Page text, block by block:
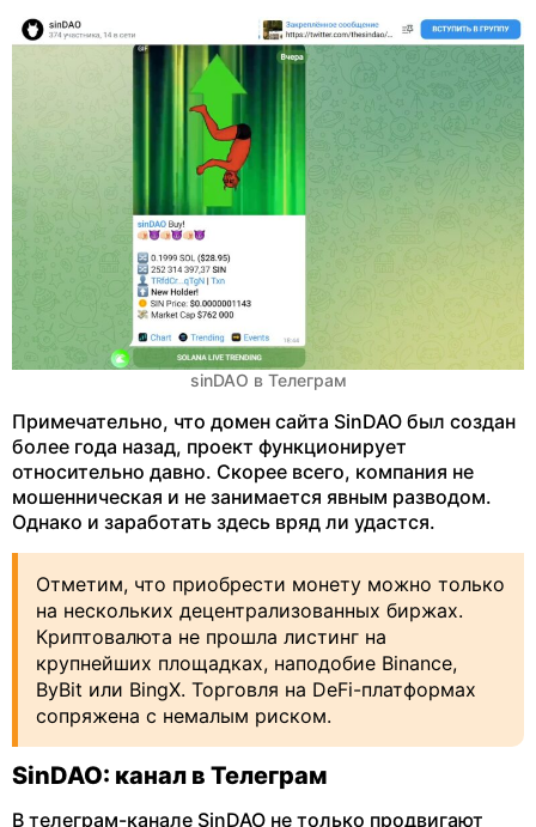
sinDAO в Телеграм
Примечательно, что домен сайта SinDAO был создан
более года назад, проект функционирует
относительно давно. Скорее всего, компания не
мошенническая и не занимается явным разводом.
Однако и заработать здесь вряд ли удастся.
Отметим, что приобрести монету можно только
на нескольких децентрализованных биржах.
Криптовалюта не прошла листинг на
крупнейших площадках, наподобие Binance,
ByBit или BingX. Торговля на DeFi-платформах
сопряжена с немалым риском.
SinDAO: канал в Телеграм
В телеграм-канале SinDAO не только продвигают